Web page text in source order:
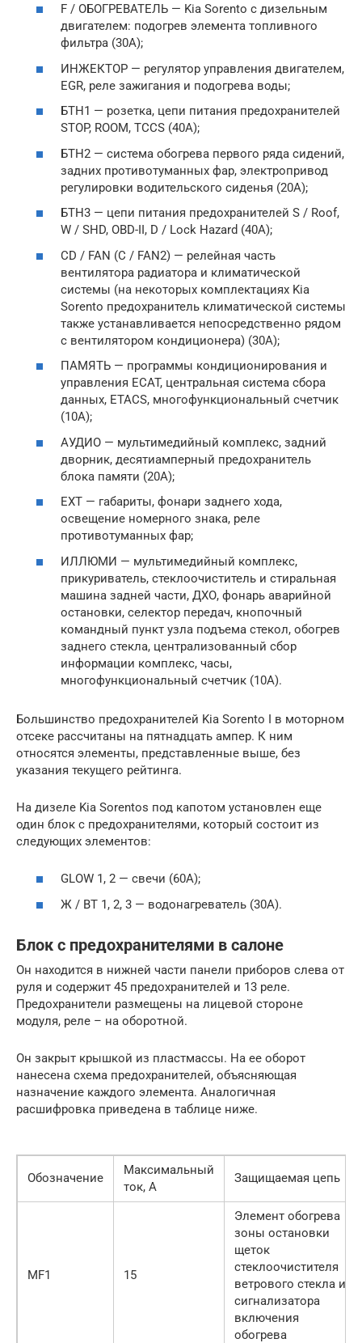
F / ОБОГРЕВАТЕЛЬ — Kia Sorento с дизельным
двигателем: подогрев элемента топливного
фильтра (30А);
ИНЖЕКТОР — регулятор управления двигателем,
EGR, реле зажигания и подогрева воды;
БТН1 — розетка, цепи питания предохранителей
STOP, ROOM, TCCS (40А);
БТН2 — система обогрева первого ряда сидений,
задних противотуманных фар, электропривод
регулировки водительского сиденья (20А);
БТН3 — цепи питания предохранителей S / Roof,
W / SHD, OBD-II, D / Lock Hazard (40A);
CD / FAN (C / FAN2) — релейная часть
вентилятора радиатора и климатической
системы (на некоторых комплектациях Kia
Sorento предохранитель климатической системы
также устанавливается непосредственно рядом
с вентилятором кондиционера) (30А);
ПАМЯТЬ — программы кондиционирования и
управления ECAT, центральная система сбора
данных, ETACS, многофункциональный счетчик
(10А);
АУДИО — мультимедийный комплекс, задний
дворник, десятиамперный предохранитель
блока памяти (20А);
EXT — габариты, фонари заднего хода,
освещение номерного знака, реле
противотуманных фар;
ИЛЛЮМИ — мультимедийный комплекс,
прикуриватель, стеклоочиститель и стиральная
машина задней части, ДХО, фонарь аварийной
остановки, селектор передач, кнопочный
командный пункт узла подъема стекол, обогрев
заднего стекла, централизованный сбор
информации комплекс, часы,
многофункциональный счетчик (10А).
Большинство предохранителей Kia Sorento I в моторном
отсеке рассчитаны на пятнадцать ампер. К ним
относятся элементы, представленные выше, без
указания текущего рейтинга.
На дизеле Kia Sorentos под капотом установлен еще
один блок с предохранителями, который состоит из
следующих элементов:
GLOW 1, 2 — свечи (60А);
Ж / ВТ 1, 2, 3 — водонагреватель (30А).
Блок с предохранителями в салоне
Он находится в нижней части панели приборов слева от
руля и содержит 45 предохранителей и 13 реле.
Предохранители размещены на лицевой стороне
модуля, реле – на оборотной.
Он закрыт крышкой из пластмассы. На ее оборот
нанесена схема предохранителей, объясняющая
назначение каждого элемента. Аналогичная
расшифровка приведена в таблице ниже.
Обозначение
Максимальный
ток, А
Защищаемая цепь
MF1 15
Элемент обогрева
зоны остановки
щеток
стеклоочистителя
ветрового стекла и
сигнализатора
включения
обогрева